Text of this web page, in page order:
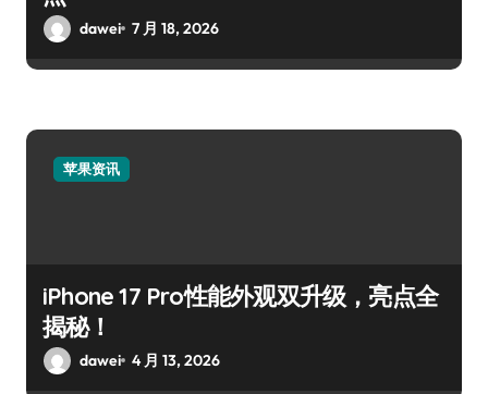
dawei 7 月 18, 2026
苹果资讯
iPhone 17 Pro性能外观双升级，亮点全
揭秘！
dawei 4 月 13, 2026